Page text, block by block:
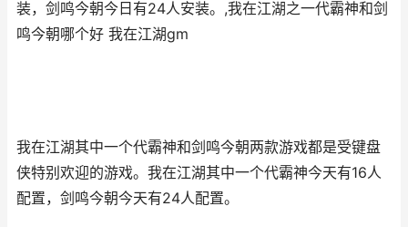
装，剑鸣今朝今日有24人安装。,我在江湖之一代霸神和剑
鸣今朝哪个好 我在江湖gm
我在江湖其中一个代霸神和剑鸣今朝两款游戏都是受键盘
侠特别欢迎的游戏。我在江湖其中一个代霸神今天有16人
配置，剑鸣今朝今天有24人配置。